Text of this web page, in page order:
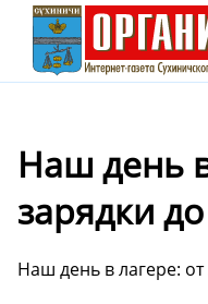
Наш день
зарядки
Наш день в лагере: от